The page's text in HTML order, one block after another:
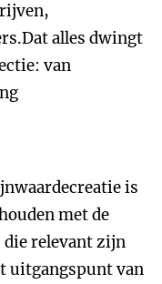
alles dwingt
van
is
met de
die relevant zijn
uitgangspunt van